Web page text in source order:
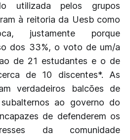
utilizada pelos grupos
à reitoria da Uesb como
justamente porque
dos 33%, o voto de um/a
de 21 estudantes e o de
de 10 discentes*. As
verdadeiros balcões de
ao governo do
de defenderem os
da comunidade